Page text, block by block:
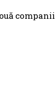
companii